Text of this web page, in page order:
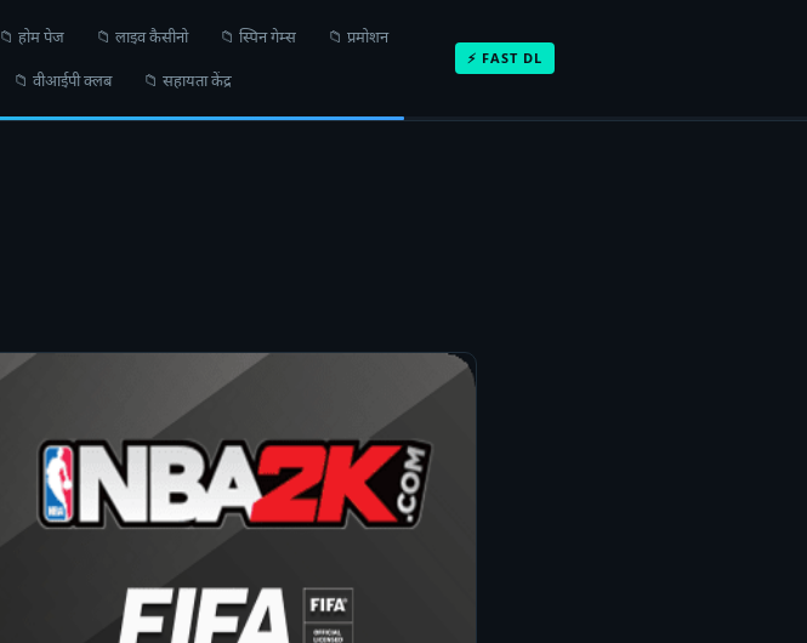
📁 होम पेज 📁 लाइव कैसीनो 📁 स्पिन गेम्स
📁 प्रमोशन
📁 वीआईपी क्लब
📁 सहायता केंद्र
⚡ FAST DL